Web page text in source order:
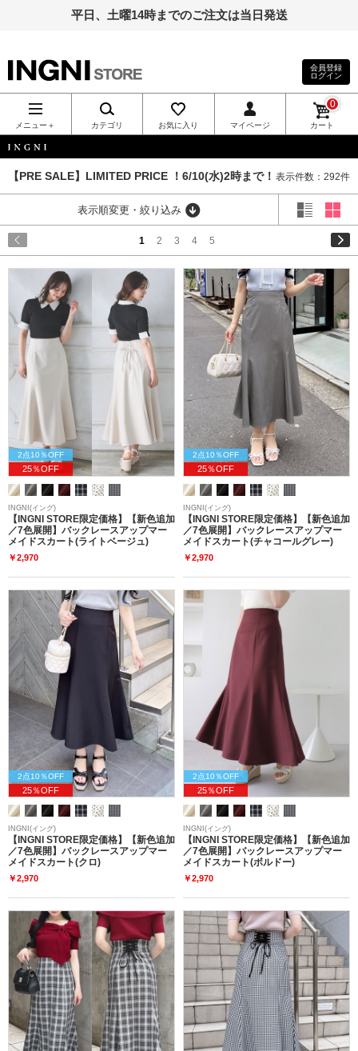
平日、土曜14時までのご注文は当日発送
INGNI（イン
グ）公式通
販｜INGNI
STORE
会員登録
ログイン
メニュー＋ カテゴリ お気に入り マイページ カート
0
INGNI
【PRE SALE】LIMITED PRICE ！6/10(水)2時まで！ 表示件数：292件
表示順変更・絞り込み
1 2 3 4 5
2点10％OFF
25％OFF
INGNI(イング)
【INGNI STORE限定価格】【新色追加
／7色展開】バックレースアップマー
メイドスカート(ライトベージュ)
￥2,970
2点10％OFF
25％OFF
INGNI(イング)
【INGNI STORE限定価格】【新色追加
／7色展開】バックレースアップマー
メイドスカート(チャコールグレー)
￥2,970
2点10％OFF
25％OFF
INGNI(イング)
【INGNI STORE限定価格】【新色追加
／7色展開】バックレースアップマー
メイドスカート(クロ)
￥2,970
2点10％OFF
25％OFF
INGNI(イング)
【INGNI STORE限定価格】【新色追加
／7色展開】バックレースアップマー
メイドスカート(ボルドー)
￥2,970